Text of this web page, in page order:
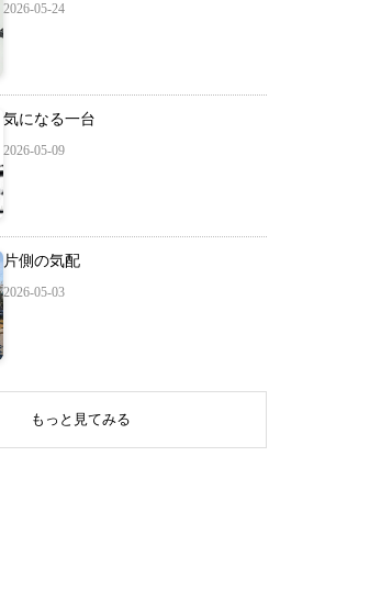
2026-05-24
気になる一台
2026-05-09
片側の気配
2026-05-03
もっと見てみる